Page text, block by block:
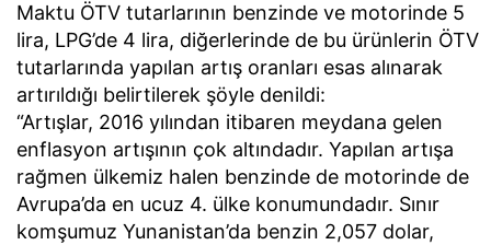
Maktu ÖTV tutarlarının benzinde ve motorinde 5
lira, LPG’de 4 lira, diğerlerinde de bu ürünlerin ÖTV
tutarlarında yapılan artış oranları esas alınarak
artırıldığı belirtilerek şöyle denildi:
“Artışlar, 2016 yılından itibaren meydana gelen
enflasyon artışının çok altındadır. Yapılan artışa
rağmen ülkemiz halen benzinde de motorinde de
Avrupa’da en ucuz 4. ülke konumundadır. Sınır
komşumuz Yunanistan’da benzin 2,057 dolar,